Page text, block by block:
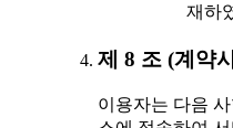
재하
제 8 조 (계약
이용자는 다음